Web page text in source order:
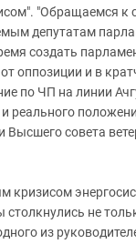
"Обращаемся к
депутатам
создать
оппозиции и в
по ЧП на линии
реального
Высшего совета
кризисом
не
из